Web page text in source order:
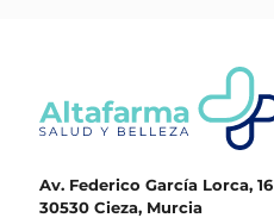
Av. Federico García Lorca, 16
30530 Cieza, Murcia